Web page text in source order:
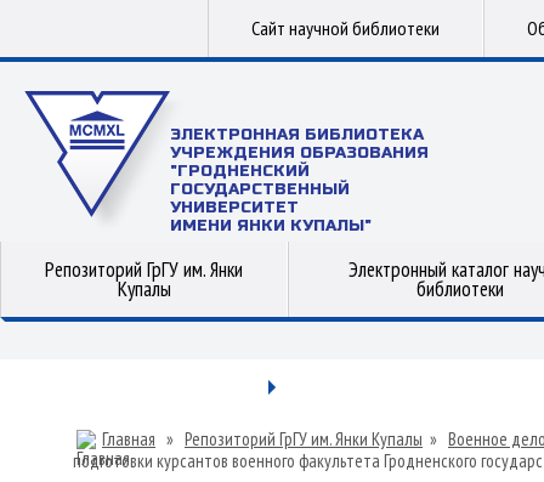
Сайт научной библиотеки
ЭЛЕКТРОННАЯ БИБЛИОТЕКА
УЧРЕЖДЕНИЯ ОБРАЗОВАНИЯ
"ГРОДНЕНСКИЙ
ГОСУДАРСТВЕННЫЙ
УНИВЕРСИТЕТ
ИМЕНИ ЯНКИ КУПАЛЫ"
Репозиторий ГрГУ им. Янки
Купалы
Электронный каталог
библиотеки
Главная » Репозиторий ГрГУ им. Янки Купалы » Военное
подготовки курсантов военного факультета Гродненского